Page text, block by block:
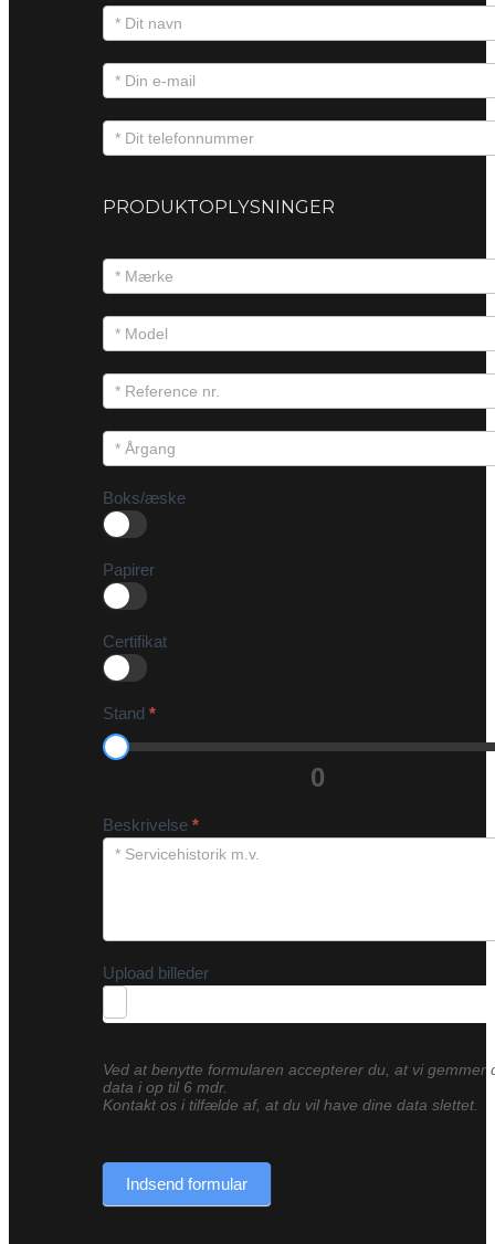
PRODUKTOPLYSNINGER
Boks/æske
Papirer
Certifikat
Stand *
0
Beskrivelse *
Upload billeder
Ved at benytte formularen accepterer du, at vi gemmer
data i op til 6 mdr.
Kontakt os i tilfælde af, at du vil have dine data slettet.
Indsend formular